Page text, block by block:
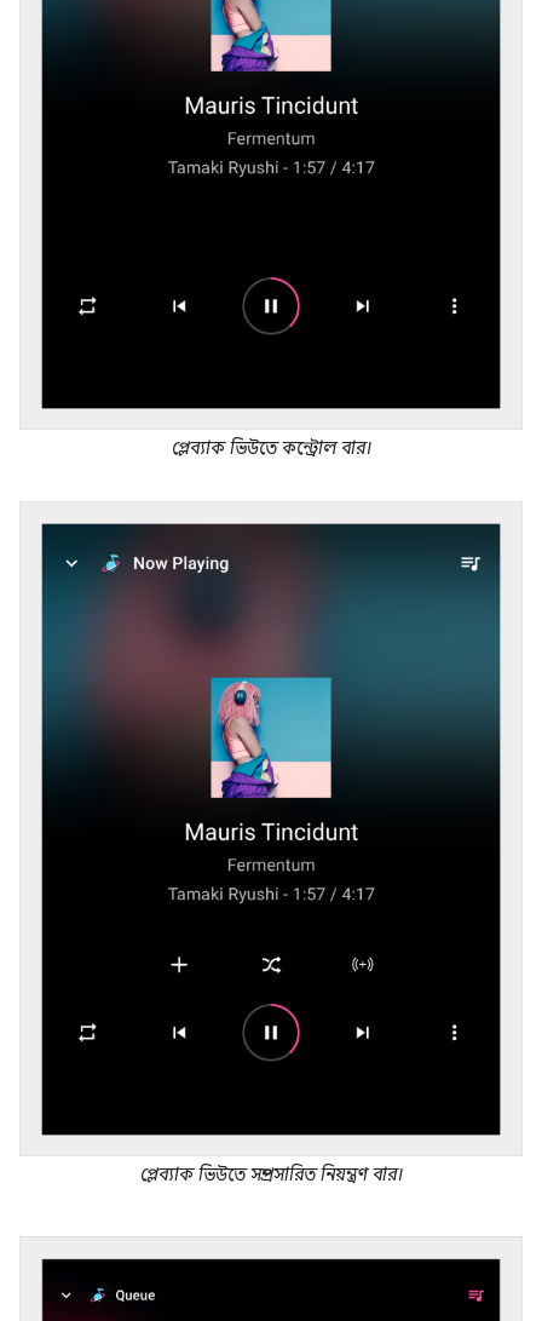
প্লেব্যাক ভিউতে কন্ট্রোল বার।
প্লেব্যাক ভিউতে সম্প্রসারিত নিয়ন্ত্রণ বার।